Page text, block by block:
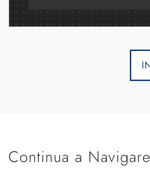
Continua a Navigare